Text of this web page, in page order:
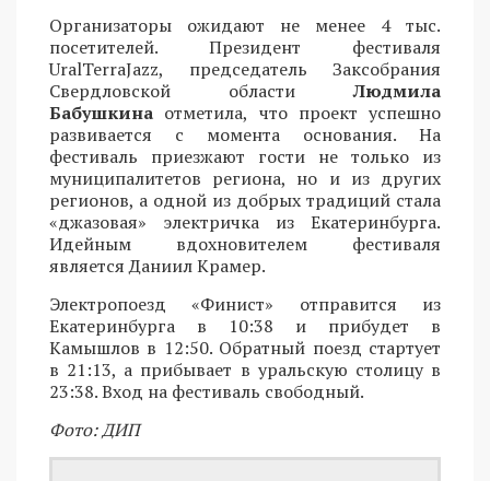
Организаторы ожидают не менее 4 тыс.
посетителей. Президент фестиваля
UralTerraJazz, председатель Заксобрания
Свердловской областиЛюдмила
Бабушкина отметила, что проект успешно
развивается с момента основания. На
фестиваль приезжают гости не только из
муниципалитетов региона, но и из других
регионов, а одной из добрых традиций стала
«джазовая» электричка из Екатеринбурга.
Идейным вдохновителем фестиваля
является Даниил Крамер.
Электропоезд «Финист» отправится из
Екатеринбурга в 10:38 и прибудет в
Камышлов в 12:50. Обратный поезд стартует
в 21:13, а прибывает в уральскую столицу в
23:38. Вход на фестиваль свободный.
Фото: ДИП